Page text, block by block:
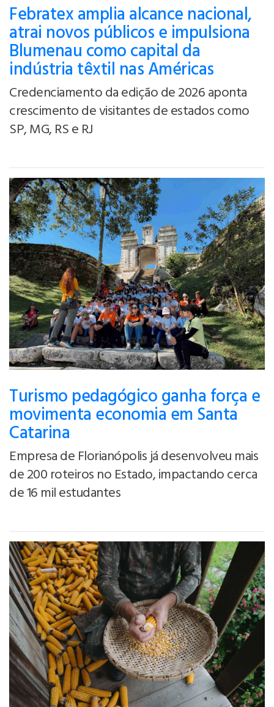
Febratex amplia alcance nacional,
atrai novos públicos e impulsiona
Blumenau como capital da
indústria têxtil nas Américas
Credenciamento da edição de 2026 aponta
crescimento de visitantes de estados como
SP, MG, RS e RJ
Turismo pedagógico ganha força e
movimenta economia em Santa
Catarina
Empresa de Florianópolis já desenvolveu mais
de 200 roteiros no Estado, impactando cerca
de 16 mil estudantes